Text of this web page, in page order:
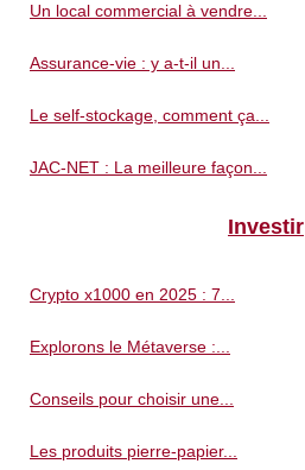
Un local commercial à vendre...
Assurance-vie : y a-t-il un...
Le self-stockage, comment ça...
JAC-NET : La meilleure façon...
Investir
Crypto x1000 en 2025 : 7...
Explorons le Métaverse :...
Conseils pour choisir une...
Les produits pierre-papier...